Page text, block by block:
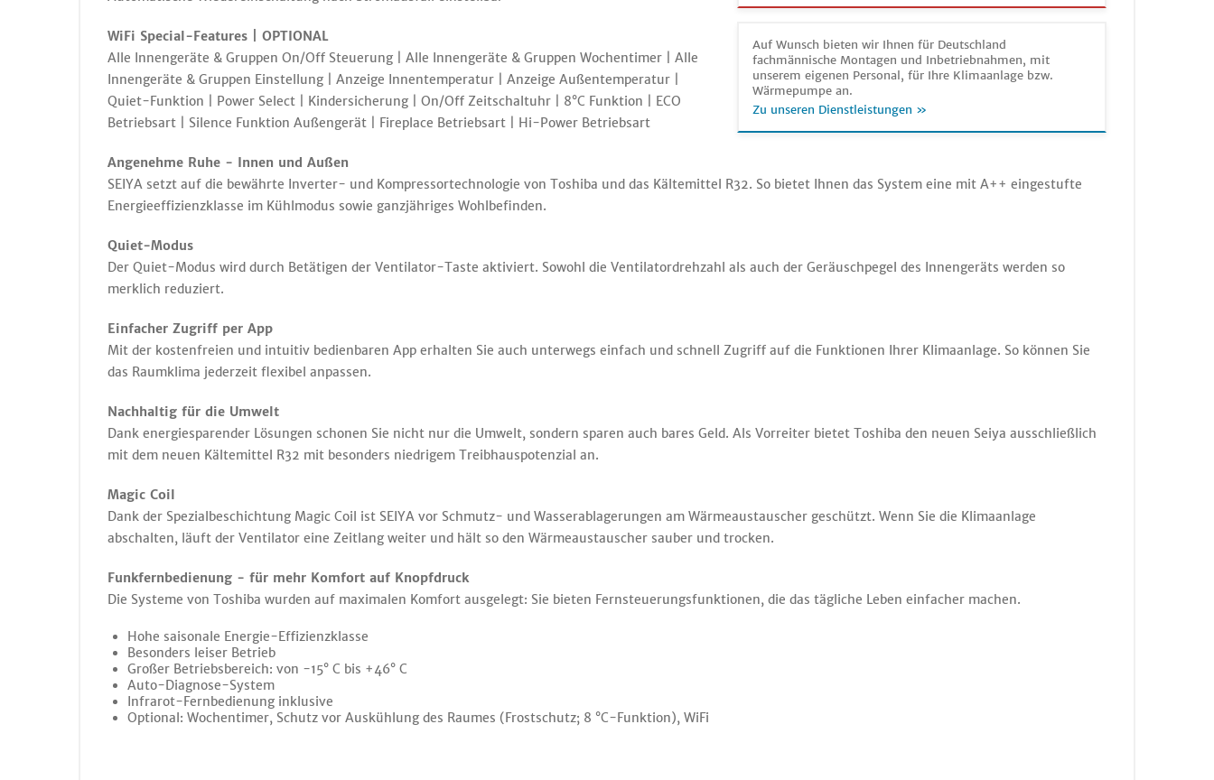
Auf Wunsch bieten wir Ihnen für Deutschland
fachmännische Montagen und Inbetriebnahmen, mit
unserem eigenen Personal, für Ihre Klimaanlage bzw.
Wärmepumpe an.
Zu unseren Dienstleistungen »
WiFi Special-Features | OPTIONAL
Alle Innengeräte & Gruppen On/Off Steuerung | Alle Innengeräte & Gruppen Wochentimer | Alle
Innengeräte & Gruppen Einstellung | Anzeige Innentemperatur | Anzeige Außentemperatur |
Quiet-Funktion | Power Select | Kindersicherung | On/Off Zeitschaltuhr | 8°C Funktion | ECO
Betriebsart | Silence Funktion Außengerät | Fireplace Betriebsart | Hi-Power Betriebsart
Angenehme Ruhe - Innen und Außen
SEIYA setzt auf die bewährte Inverter- und Kompressortechnologie von Toshiba und das Kältemittel R32. So bietet Ihnen das System eine mit A++ eingestufte
Energieeffizienzklasse im Kühlmodus sowie ganzjähriges Wohlbefinden.
Quiet-Modus
Der Quiet-Modus wird durch Betätigen der Ventilator-Taste aktiviert. Sowohl die Ventilatordrehzahl als auch der Geräuschpegel des Innengeräts werden so
merklich reduziert.
Einfacher Zugriff per App
Mit der kostenfreien und intuitiv bedienbaren App erhalten Sie auch unterwegs einfach und schnell Zugriff auf die Funktionen Ihrer Klimaanlage. So können Sie
das Raumklima jederzeit flexibel anpassen.
Nachhaltig für die Umwelt
Dank energiesparender Lösungen schonen Sie nicht nur die Umwelt, sondern sparen auch bares Geld. Als Vorreiter bietet Toshiba den neuen Seiya ausschließlich
mit dem neuen Kältemittel R32 mit besonders niedrigem Treibhauspotenzial an.
Magic Coil
Dank der Spezialbeschichtung Magic Coil ist SEIYA vor Schmutz- und Wasserablagerungen am Wärmeaustauscher geschützt. Wenn Sie die Klimaanlage
abschalten, läuft der Ventilator eine Zeitlang weiter und hält so den Wärmeaustauscher sauber und trocken.
Funkfernbedienung - für mehr Komfort auf Knopfdruck
Die Systeme von Toshiba wurden auf maximalen Komfort ausgelegt: Sie bieten Fernsteuerungsfunktionen, die das tägliche Leben einfacher machen.
Hohe saisonale Energie-Effizienzklasse
Besonders leiser Betrieb
Großer Betriebsbereich: von -15° C bis +46° C
Auto-Diagnose-System
Infrarot-Fernbedienung inklusive
Optional: Wochentimer, Schutz vor Auskühlung des Raumes (Frostschutz; 8 °C-Funktion), WiFi